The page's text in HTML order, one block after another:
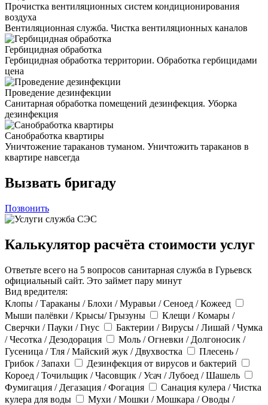
Прочистка вентиляционных систем кондиционирования
воздуха
Вентиляционная служба. Чистка вентиляционных каналов
Гербицидная обработка
Гербицидная обработка территории. Обработка гербицидами
цена
Проведение дезинфекции
Санитарная обработка помещений дезинфекция. Уборка
дезинфекция
Санобработка квартиры
Уничтожение тараканов туманом. Уничтожить тараканов в
квартире навсегда
Вызвать бригаду
Позвонить
Калькулятор расчёта стоимости услуг
Ответьте всего на 5 вопросов санитарная служба в Гурьевск
официальный сайт. Это займет пару минут
Вид вредителя:
Клопы / Тараканы / Блохи / Муравьи / Сеноед / Кожеед
Мыши палёвки / Крысы/ Грызуны
Клещи / Комары /
Сверчки / Пауки / Гнус
Бактерии / Вирусы / Лишай / Чумка
/ Чесотка / Дезодорация
Моль / Огневки / Долгоносик /
Гусеница / Тля / Майский жук / Двухвостка
Плесень /
Грибок / Запахи
Дезинфекция от вирусов и бактерий
Короед / Точильщик / Часовщик / Усач / Лубоед / Шашель
Фумигация / Дегазация / Фогация
Санация кулера / Чистка
кулера для воды
Мухи / Мошки / Мошкара / Оводы /